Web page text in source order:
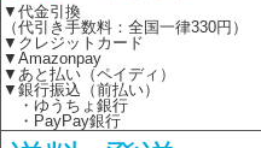
▼代金引換
（代引き手数料：全国一律330円）
▼クレジットカード
▼Amazonpay
▼あと払い（ペイディ）
▼銀行振込（前払い）
・ゆうちょ銀行
・PayPay銀行